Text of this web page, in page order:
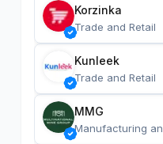
Korzinka
Trade and Retail
Kunleek
Trade and Retail
MMG
Manufacturing